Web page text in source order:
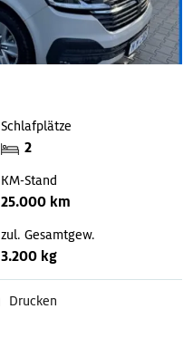
Schlafplätze
2
KM-Stand
25.000 km
zul. Gesamtgew.
3.200 kg
Drucken